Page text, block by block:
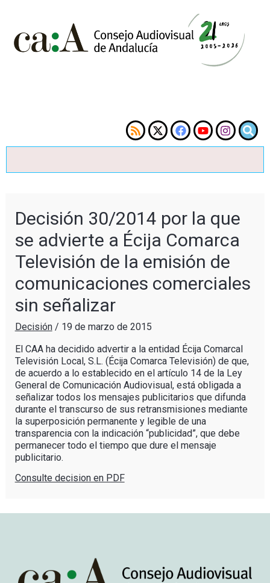
Decisión 30/2014 por la que
se advierte a Écija Comarca
Televisión de la emisión de
comunicaciones comerciales
sin señalizar
Decisión/ 19 de marzo de 2015
El CAA ha decidido advertir a la entidad Écija Comarcal
Televisión Local, S.L. (Écija Comarca Televisión) de que,
de acuerdo a lo establecido en el artículo 14 de la Ley
General de Comunicación Audiovisual, está obligada a
señalizar todos los mensajes publicitarios que difunda
durante el transcurso de sus retransmisiones mediante
la superposición permanente y legible de una
transparencia con la indicación “publicidad”, que debe
permanecer todo el tiempo que dure el mensaje
publicitario.
Consulte decision en PDF